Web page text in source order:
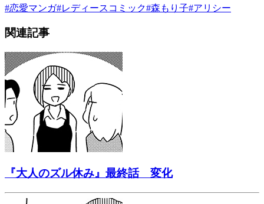
#恋愛マンガ#レディースコミック#森もり子#アリシー
関連記事
『大人のズル休み』最終話 変化